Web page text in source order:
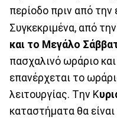
περίοδο πριν από την
Συγκεκριμένα, από την
και το Μεγάλο
πασχαλινό ωράριο
επανέρχεται το
λειτουργίας. Tην Κ
καταστήματα θα